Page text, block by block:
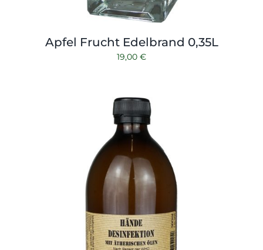
Apfel Frucht Edelbrand 0,35L
19,00 €